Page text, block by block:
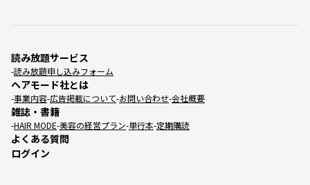
読み放題サービス
読み放題申し込みフォーム
ヘアモード社とは
事業内容 広告掲載について お問い合わせ 会社概要
雑誌・書籍
HAIR MODE 美容の経営プラン 単行本 定期購読
よくある質問
ログイン